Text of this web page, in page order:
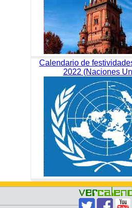
Calendario de
2022 (Naciones